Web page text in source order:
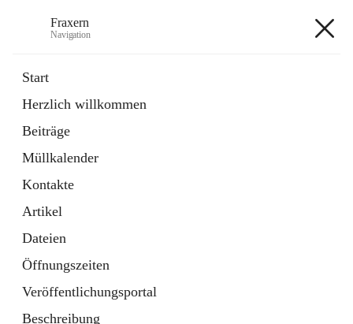
Fraxern
Navigation
Start
Herzlich willkommen
Beiträge
Müllkalender
Kontakte
Artikel
Dateien
Öffnungszeiten
Veröffentlichungsportal
Beschreibung
Ordner
in
Tab
Formulare
Artikel
öffnet
in
neuem
Tab